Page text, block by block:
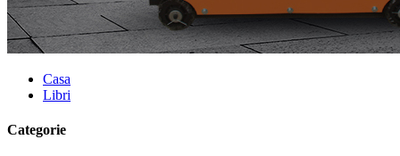
Casa
Libri
Categorie